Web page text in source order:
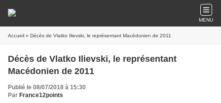
MENU
Accueil » Décès de Vlatko Ilievski, le représentant Macédonien de 2011
Décès de Vlatko Ilievski, le représentant
Macédonien de 2011
Publié le 08/07/2018 à 15:30
Par France12points